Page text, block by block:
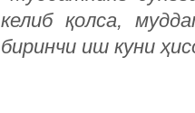
келиб қолса,
биринчи иш куни